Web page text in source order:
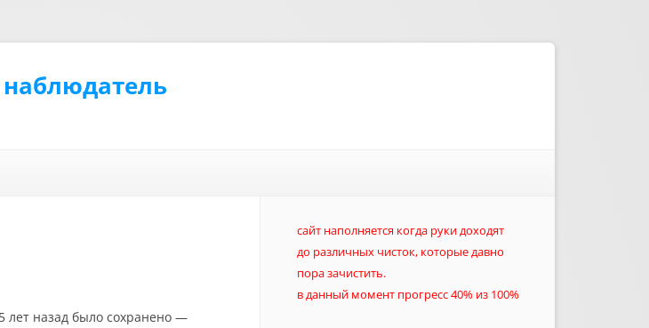
лет назад было сохранено —
сайт наполняется когда руки доходят
до различных чисток, которые давно
пора зачистить.
в данный момент прогресс 40% из 100%